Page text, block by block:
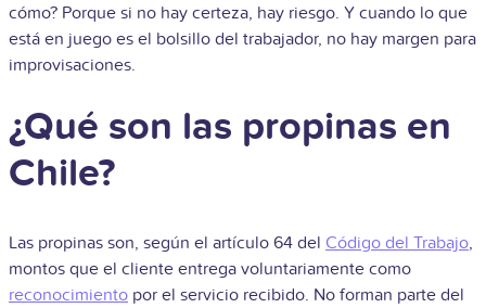
cómo? Porque si no hay certeza, hay riesgo. Y cuando lo que
está en juego es el bolsillo del trabajador, no hay margen para
improvisaciones.
¿Qué son las propinas en
Chile?
Las propinas son, según el artículo 64 del Código del Trabajo,
montos que el cliente entrega voluntariamente como
reconocimiento por el servicio recibido. No forman parte del